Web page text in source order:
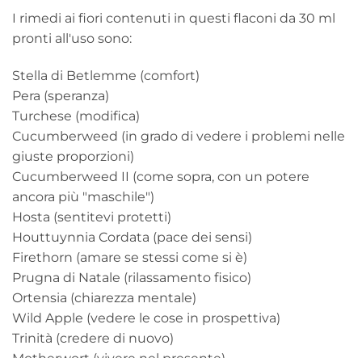
I rimedi ai fiori contenuti in questi flaconi da 30 ml
pronti all'uso sono:
Stella di Betlemme (comfort)
Pera (speranza)
Turchese (modifica)
Cucumberweed (in grado di vedere i problemi nelle
giuste proporzioni)
Cucumberweed II (come sopra, con un potere
ancora più "maschile")
Hosta (sentitevi protetti)
Houttuynnia Cordata (pace dei sensi)
Firethorn (amare se stessi come si è)
Prugna di Natale (rilassamento fisico)
Ortensia (chiarezza mentale)
Wild Apple (vedere le cose in prospettiva)
Trinità (credere di nuovo)